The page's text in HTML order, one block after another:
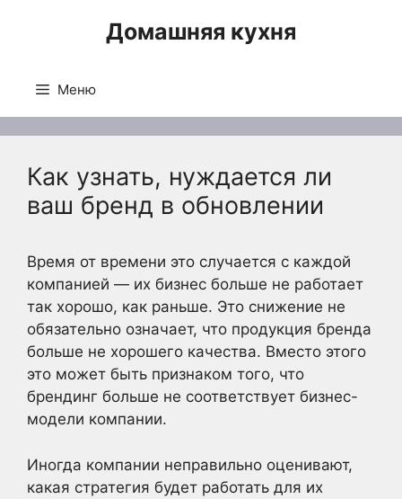
Домашняя кухня
Меню
Как узнать, нуждается ли
ваш бренд в обновлении
Время от времени это случается с каждой
компанией — их бизнес больше не работает
так хорошо, как раньше. Это снижение не
обязательно означает, что продукция бренда
больше не хорошего качества. Вместо этого
это может быть признаком того, что
брендинг больше не соответствует бизнес-
модели компании.
Иногда компании неправильно оценивают,
какая стратегия будет работать для их